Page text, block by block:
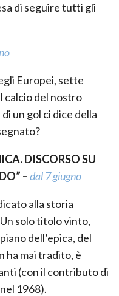
di seguire tutti gli
Europei, sette
calcio del nostro
un gol ci dice della
DISCORSO SU
–dal 7 giugno
alla storia
solo titolo vinto,
dell’epica, del
ha mai tradito, è
(con il contributo di
1968).